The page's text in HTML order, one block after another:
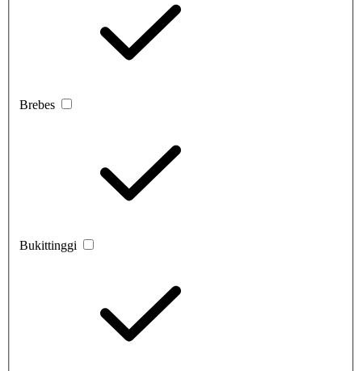
Brebes
Bukittinggi